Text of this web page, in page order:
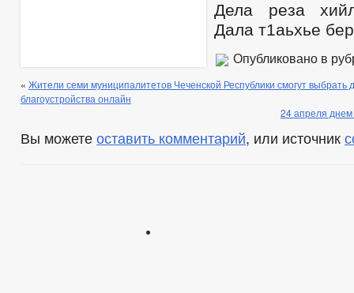
Дела реза
Дала т1аьхье
Опубликовано в
« Жители семи муниципалитетов Чеченской Республики смогут выбрать
благоустройства онлайн
24 апреля днем
Вы можете оставить комментарий, или источник